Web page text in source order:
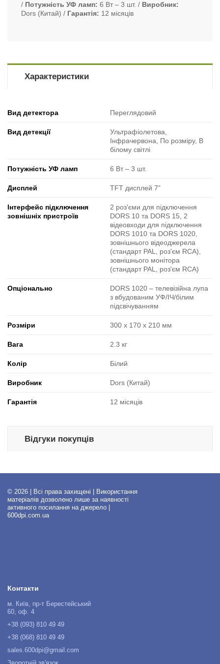
Потужність УФ ламп 6 Вт ‒ 3 шт.
Виробник
Dors (Китай)
Гарантія 12 місяців
Характеристики
Вид детектора Переглядовий
Вид детекції
Ультрафіолетова,
Інфрачервона, По розміру, В
білому світлі
Потужність УФ ламп 6 Вт ‒ 3 шт.
Дисплей TFT дисплей 7”
Інтерфейс підключення
зовнішніх пристроїв
2 роз'єми для підключення
DORS 10 та DORS 15, 2
відеовходи для підключення
DORS 1010 та DORS 1020,
зовнішнього відеоджерела
(стандарт PAL, роз'єм RCA),
зовнішнього монітора
(стандарт PAL, роз'єм RCA)
Опціонально
DORS 1020 – телевізійна лупа
з вбудованим УФ/ІЧ/білим
підсвічуванням
Розміри 300 x 170 x 210 мм
Вага 2.3 кг
Колір Білий
Виробник Dors (Китай)
Гарантія 12 місяців
Відгуки покупців
© 2026 | Всі права захищені | Використання
матеріалів дозволено лише за наявності
активного посилання на джерело |
600dpi.com.ua
Контакти
м. Київ, пр-т Берестейський
60, оф. 4
+38 (093) 810 49 49
+38 (068) 810 49 49
sales.600dpi@gmail.com